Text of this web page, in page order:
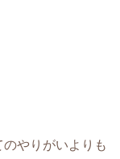
やりがいよりも